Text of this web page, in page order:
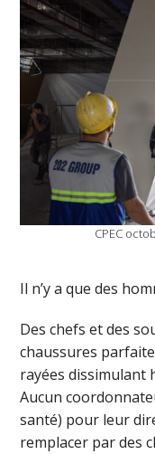
CPEC
Il n’y a que des
Des chefs et des
chaussures
rayées dissimulant
Aucun
santé) pour leur
remplacer par des